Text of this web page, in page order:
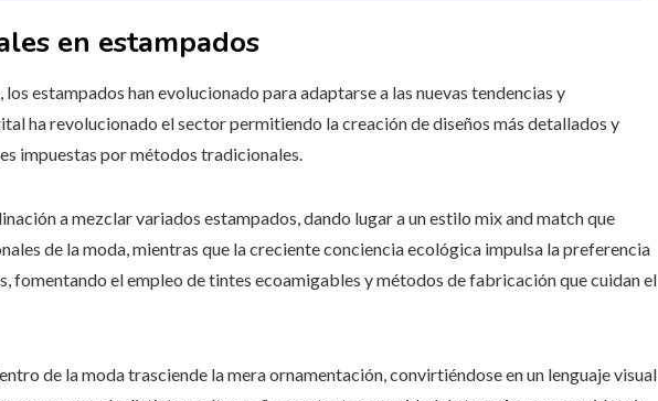
en estampados
estampados han evolucionado para adaptarse a las nuevas tendencias y
ha revolucionado el sector permitiendo la creación de diseños más detallados y
impuestas por métodos tradicionales.
a mezclar variados estampados, dando lugar a un estilo mix and match que
de la moda, mientras que la creciente conciencia ecológica impulsa la preferencia
fomentando el empleo de tintes ecoamigables y métodos de fabricación que cuidan el
de la moda trasciende la mera ornamentación, convirtiéndose en un lenguaje visual